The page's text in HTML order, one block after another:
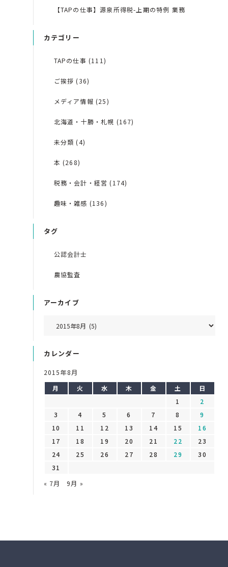
【TAPの仕事】源泉所得税-上期の特例 業務
カテゴリー
TAPの仕事 (111)
ご挨拶 (36)
メディア情報 (25)
北海道・十勝・札幌 (167)
未分類 (4)
本 (268)
税務・会計・経営 (174)
趣味・雑感 (136)
タグ
公認会計士
農協監査
アーカイブ
カレンダー
2015年8月
月
火 水 木 金 土
日
1
2
3
4 5 6 7 8
9
10
11 12 13 14 15
16
17
18 19 20 21 22
23
24
25 26 27 28 29
30
31
« 7月
9月 »